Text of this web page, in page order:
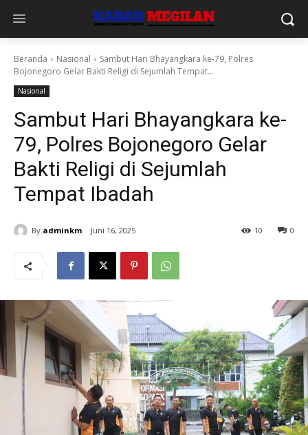
Beranda Nasional
Sambut Hari Bhayangkara ke-79, Polres
Bojonegoro Gelar Bakti Religi di Sejumlah Tempat...
Nasional
Sambut Hari Bhayangkara ke-
79, Polres Bojonegoro Gelar
Bakti Religi di Sejumlah
Tempat Ibadah
By adminkm Juni 16, 2025 0
10